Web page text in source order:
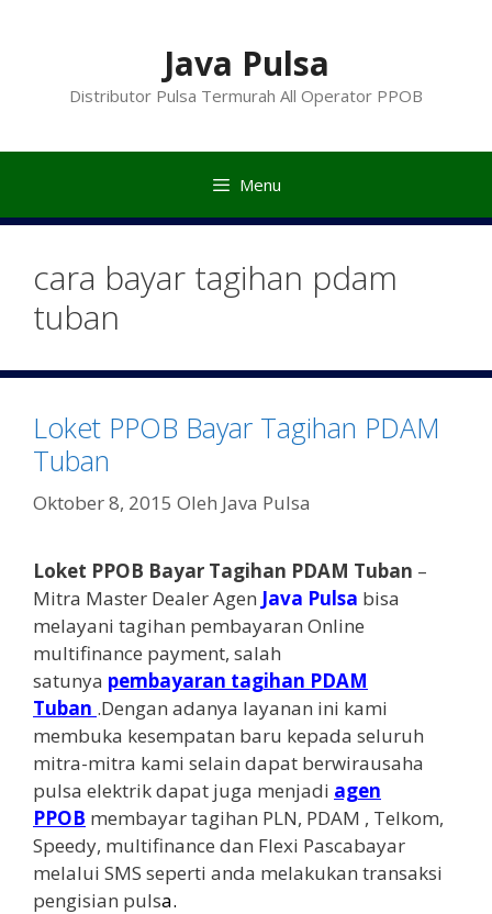
Java Pulsa
Distributor Pulsa Termurah All Operator PPOB
Menu
cara bayar tagihan pdam
tuban
Loket PPOB Bayar Tagihan PDAM
Tuban
Oktober 8, 2015 Oleh Java Pulsa
Loket PPOB Bayar Tagihan PDAM Tuban –
Mitra Master Dealer Agen Java Pulsa bisa
melayani tagihan pembayaran Online
multifinance payment, salah
satunya pembayaran tagihan PDAM
Tuban .Dengan adanya layanan ini kami
membuka kesempatan baru kepada seluruh
mitra-mitra kami selain dapat berwirausaha
pulsa elektrik dapat juga menjadi agen
PPOB membayar tagihan PLN, PDAM , Telkom,
Speedy, multifinance dan Flexi Pascabayar
melalui SMS seperti anda melakukan transaksi
pengisian pulsa.